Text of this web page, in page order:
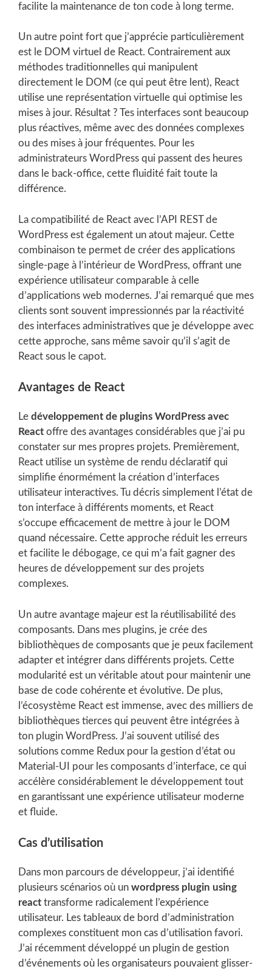
facilite la maintenance de ton code à long terme.
Un autre point fort que j’apprécie particulièrement
est le DOM virtuel de React. Contrairement aux
méthodes traditionnelles qui manipulent
directement le DOM (ce qui peut être lent), React
utilise une représentation virtuelle qui optimise les
mises à jour. Résultat ? Tes interfaces sont beaucoup
plus réactives, même avec des données complexes
ou des mises à jour fréquentes. Pour les
administrateurs WordPress qui passent des heures
dans le back-office, cette fluidité fait toute la
différence.
La compatibilité de React avec l’API REST de
WordPress est également un atout majeur. Cette
combinaison te permet de créer des applications
single-page à l’intérieur de WordPress, offrant une
expérience utilisateur comparable à celle
d’applications web modernes. J’ai remarqué que mes
clients sont souvent impressionnés par la réactivité
des interfaces administratives que je développe avec
cette approche, sans même savoir qu’il s’agit de
React sous le capot.
Avantages de React
Le développement de plugins WordPress avec
React offre des avantages considérables que j’ai pu
constater sur mes propres projets. Premièrement,
React utilise un système de rendu déclaratif qui
simplifie énormément la création d’interfaces
utilisateur interactives. Tu décris simplement l’état de
ton interface à différents moments, et React
s’occupe efficacement de mettre à jour le DOM
quand nécessaire. Cette approche réduit les erreurs
et facilite le débogage, ce qui m’a fait gagner des
heures de développement sur des projets
complexes.
Un autre avantage majeur est la réutilisabilité des
composants. Dans mes plugins, je crée des
bibliothèques de composants que je peux facilement
adapter et intégrer dans différents projets. Cette
modularité est un véritable atout pour maintenir une
base de code cohérente et évolutive. De plus,
l’écosystème React est immense, avec des milliers de
bibliothèques tierces qui peuvent être intégrées à
ton plugin WordPress. J’ai souvent utilisé des
solutions comme Redux pour la gestion d’état ou
Material-UI pour les composants d’interface, ce qui
accélère considérablement le développement tout
en garantissant une expérience utilisateur moderne
et fluide.
Cas d’utilisation
Dans mon parcours de développeur, j’ai identifié
plusieurs scénarios où un wordpress plugin using
react transforme radicalement l’expérience
utilisateur. Les tableaux de bord d’administration
complexes constituent mon cas d’utilisation favori.
J’ai récemment développé un plugin de gestion
d’événements où les organisateurs pouvaient glisser-